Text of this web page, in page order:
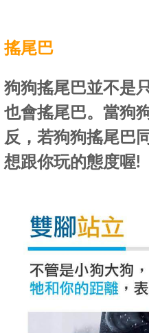
搖尾巴
狗狗搖尾巴並不是
也會搖尾巴。當狗
反，若狗狗搖尾巴
想跟你玩的態度喔!